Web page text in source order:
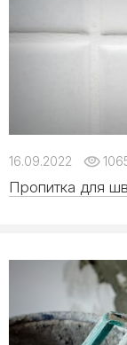
16.09.2022
Пропитка для